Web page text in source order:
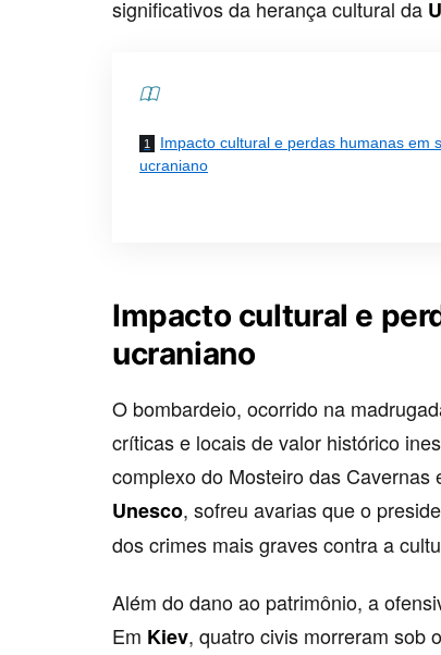
significativos da herança cultural da
Impacto cultural e perdas humanas em
ucraniano
Impacto cultural e
ucraniano
O bombardeio, ocorrido na
críticas e locais de valor histórico
complexo do Mosteiro das
Unesco, sofreu avarias que o
dos crimes mais graves contra a
Além do dano ao patrimônio, a
Em Kiev, quatro civis morreram sob